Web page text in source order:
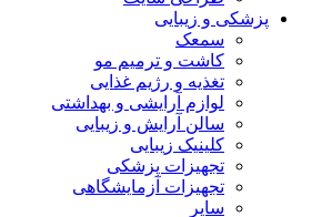
پزشکی و زیبایی
سمعک
کاشت و ترمیم مو
تغذیه و رژیم غذایی
لوازم آرایشی و بهداشتی
سالن آرایش و زیبایی
کلینیک زیبایی
تجهیزات پزشکی
تجهیزات آزمایشگاهی
سایر